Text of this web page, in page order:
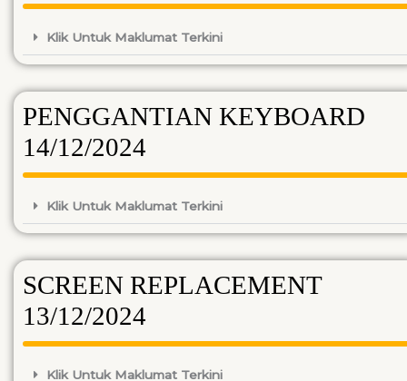
Klik Untuk Maklumat Terkini
PENGGANTIAN KEYBOARD
14/12/2024
Klik Untuk Maklumat Terkini
SCREEN REPLACEMENT
13/12/2024
Klik Untuk Maklumat Terkini